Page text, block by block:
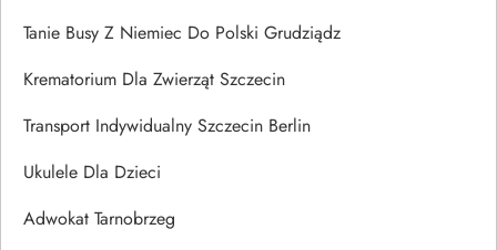
Tanie Busy Z Niemiec Do Polski Grudziądz
Krematorium Dla Zwierząt Szczecin
Transport Indywidualny Szczecin Berlin
Ukulele Dla Dzieci
Adwokat Tarnobrzeg